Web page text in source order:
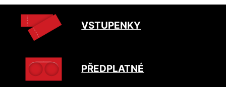
VSTUPENKY
PŘEDPLATNÉ